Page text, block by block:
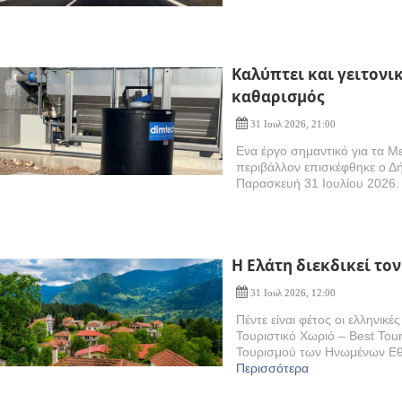
Kαλύπτει και
καθαρισμός
31 Ιουλ 2026, 21:00
Ενα έργο σημαντικό για τα
περιβάλλον επισκέφθηκε ο
Παρασκευή 31 Ιουλίου
Η Eλάτη διεκδικεί
31 Ιουλ 2026, 12:00
Πέντε είναι φέτος οι
Τουριστικό Χωριό – Best
Τουρισμού των Ηνωμένων
Περισσότερα